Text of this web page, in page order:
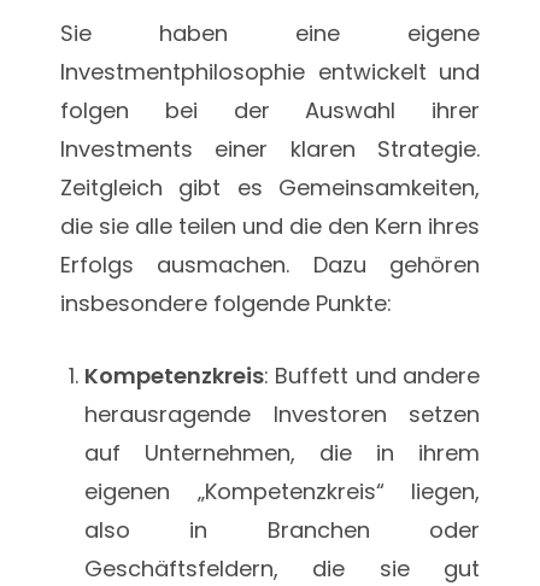
Sie haben eine eigene
Investmentphilosophie entwickelt und
folgen bei der Auswahl ihrer
Investments einer klaren Strategie.
Zeitgleich gibt es Gemeinsamkeiten,
die sie alle teilen und die den Kern ihres
Erfolgs ausmachen. Dazu gehören
insbesondere folgende Punkte:
Kompetenzkreis: Buffett und andere
herausragende Investoren setzen
auf Unternehmen, die in ihrem
eigenen „Kompetenzkreis“ liegen,
also in Branchen oder
Geschäftsfeldern, die sie gut